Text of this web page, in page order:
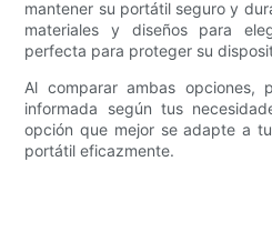
mantener su portátil seguro y
materiales y diseños para
perfecta para proteger su
Al comparar ambas opciones,
informada según tus
opción que mejor se adapte a
portátil eficazmente.